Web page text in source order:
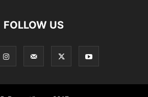
FOLLOW US